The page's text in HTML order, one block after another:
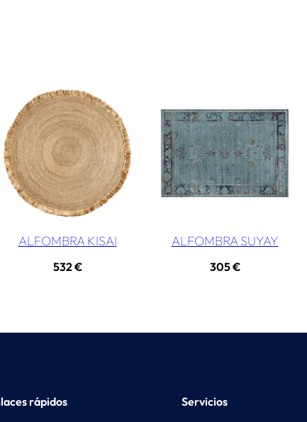
ALFOMBRA KISAI
532€
ALFOMBRA SUYAY
305€
rápidos Servicios